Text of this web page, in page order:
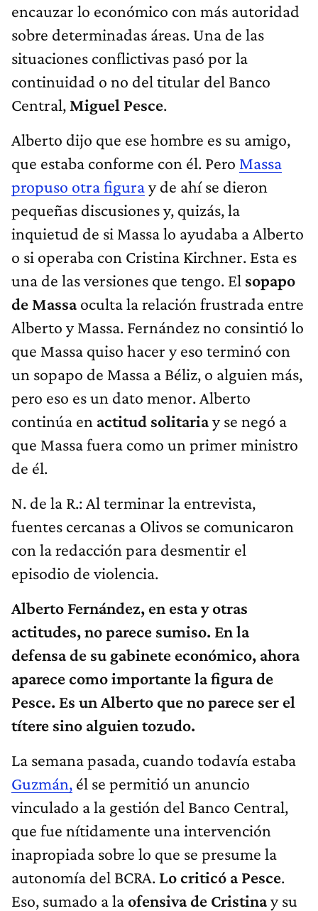
encauzar lo económico con más autoridad
sobre determinadas áreas. Una de las
situaciones conflictivas pasó por la
continuidad o no del titular del Banco
Central, Miguel Pesce.
Alberto dijo que ese hombre es su amigo,
que estaba conforme con él. Pero Massa
propuso otra figuray de ahí se dieron
pequeñas discusiones y, quizás, la
inquietud de si Massa lo ayudaba a Alberto
o si operaba con Cristina Kirchner. Esta es
una de las versiones que tengo. El sopapo
de Massaoculta la relación frustrada entre
Alberto y Massa. Fernández no consintió lo
que Massa quiso hacer y eso terminó con
un sopapo de Massa a Béliz, o alguien más,
pero eso es un dato menor. Alberto
continúa en actitud solitariay se negó a
que Massa fuera como un primer ministro
de él.
N. de la R.: Al terminar la entrevista,
fuentes cercanas a Olivos se comunicaron
con la redacción para desmentir el
episodio de violencia.
Alberto Fernández, en esta y otras
actitudes, no parece sumiso. En la
defensa de su gabinete económico, ahora
aparece como importante la figura de
Pesce. Es un Alberto que no parece ser el
títere sino alguien tozudo.
La semana pasada, cuando todavía estaba
Guzmán, él se permitió un anuncio
vinculado a la gestión del Banco Central,
que fue nítidamente una intervención
inapropiada sobre lo que se presume la
autonomía del BCRA. Lo criticó a Pesce.
Eso, sumado a laofensiva de Cristinay su